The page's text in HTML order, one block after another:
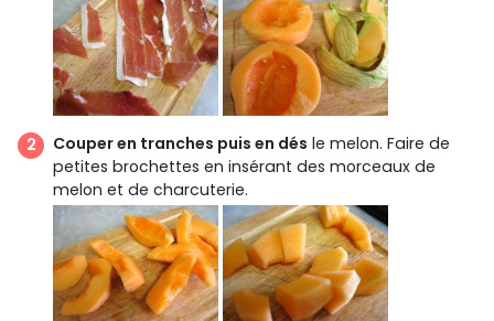
Couper en tranches puis en dés le melon. Faire de
petites brochettes en insérant des morceaux de
melon et de charcuterie.